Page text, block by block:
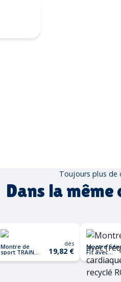
Toujours plus de
Dans la
Montre de
sport TRAIN
WATCH
dès
19,82 € Montre
Fit avec
fréquence
cardiaque
TPU recyclé
RCS